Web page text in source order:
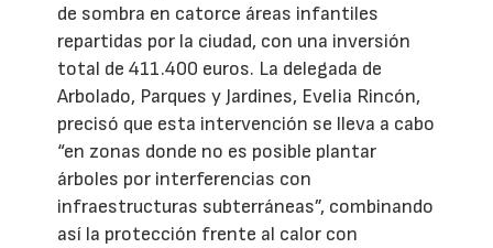
de sombra en catorce áreas infantiles
repartidas por la ciudad, con una inversión
total de 411.400 euros. La delegada de
Arbolado, Parques y Jardines, Evelia Rincón,
precisó que esta intervención se lleva a cabo
“en zonas donde no es posible plantar
árboles por interferencias con
infraestructuras subterráneas”, combinando
así la protección frente al calor con